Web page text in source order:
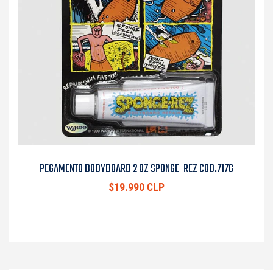
PEGAMENTO BODYBOARD 2 OZ SPONGE-REZ COD.7176
$19.990 CLP